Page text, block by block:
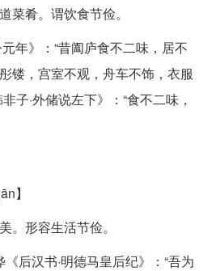
菜肴。谓饮食节俭。
年》：“昔阖庐食不二味，居不
镂，宫室不观，舟车不饰，衣服
子·外储说左下》：“食不二味，
】
。形容生活节俭。
《后汉书·明德马皇后纪》：“吾为